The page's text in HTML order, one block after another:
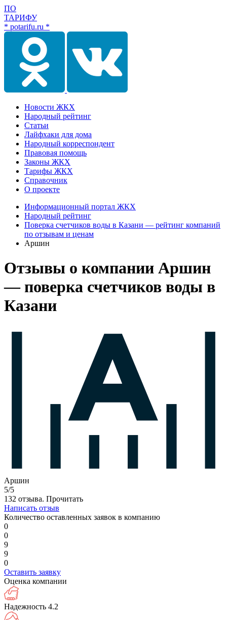
ПО
ТАРИФУ
* potarifu.ru *
Новости ЖКХ
Народный рейтинг
Статьи
Лайфхаки для дома
Народный корреспондент
Правовая помощь
Законы ЖКХ
Тарифы ЖКХ
Справочник
О проекте
Информационный портал ЖКХ
Народный рейтинг
Поверка счетчиков воды в Казани — рейтинг компаний
по отзывам и ценам
Аршин
Отзывы о компании Аршин
— поверка счетчиков воды в
Казани
Аршин
5/5
132 отзыва. Прочитать
Написать отзыв
Количество оставленных заявок в компанию
0
0
9
9
0
Оставить заявку
Оценка компании
Надежность 4.2